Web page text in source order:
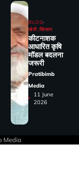
BLOG
खेती /किसान
कीटनाशक
आधारित कृषि
मॉडल बदलना
जरूरी
Pratibimb
Media
11 June
2026
Media